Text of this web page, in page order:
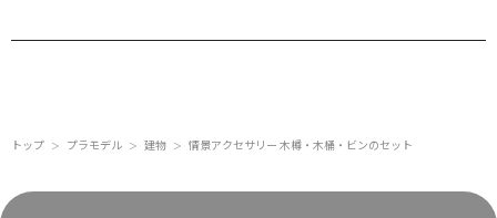
トップ ＞ プラモデル ＞ 建物 ＞ 情景アクセサリー 木樽・木桶・ビンのセット